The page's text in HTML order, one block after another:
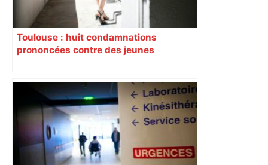
Toulouse : huit condamnations
prononcées contre des jeunes